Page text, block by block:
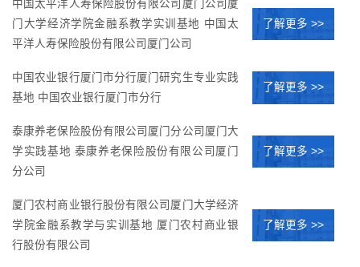
中国太平洋人寿保险股份有限公司厦门公司厦
门大学经济学院金融系教学实训基地 中国太
平洋人寿保险股份有限公司厦门公司
了解更多 >>
中国农业银行厦门市分行厦门研究生专业实践
基地 中国农业银行厦门市分行
了解更多 >>
泰康养老保险股份有限公司厦门分公司厦门大
学实践基地 泰康养老保险股份有限公司厦门
分公司
了解更多 >>
厦门农村商业银行股份有限公司厦门大学经济
学院金融系教学与实训基地 厦门农村商业银
行股份有限公司
了解更多 >>